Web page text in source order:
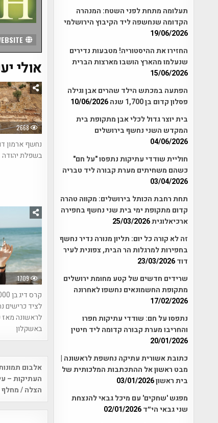
אולי
2668
נחשף ארמון
בשפלת יהודה
1709
לציד כרישים
לראשונה
באשקלון
Post
אלבום
העתיקות –
הצלה /
תעלומה מתחת לפני השטח: המנהרה
הקדומה שנחשפה ליד הקיבוץ הירושלמי
19/06/2026
החזירו את ההיסטוריה! מטבעות נדירים
שנעלמו מהארץ הושבו מארצות הברית
15/06/2026
הפתעה במכתש הילד שהרים אבן וגילה
פסלון קדום בן 1,700 שנה
10/06/2026
בית יוצר גדול לכלי אבן מתקופת בית
המקדש השני נחשף בירושלים
04/06/2026
חוליית שודדי עתיקות נתפסו "על חם"
כשהם משחיתים מערת קבורה ליד טבריה
03/04/2026
תחת רחבת הכותל בירושלים: מקווה טהרה
קדום מתקופת ימי בית שני נחשף בחפירה
ארכיאלוגית25/03/2026
זה לא קורה כל יום: תליון מנורה נדיר נחשף
בחפירות למרגלות הר הבית, צפונית לעיר
דוד23/03/2026
שרידים חדשים של קטע מחומת ירושלים
מתקופת החשמונאים נחשפו לאחרונה
17/02/2026
נתפסו על חם: שודדי עתיקות חפרו
והחריבו מערת קבורה קדומה ליד חיטין
20/01/2026
כתובת אשורית עתיקה נחשפת לראשונה |
מבט ראשון אל ההתכתבות המלכותית של
בית ראשון03/01/2026
מפגש 'שחקים' עם מיכל גבאי להנצחת
שני גבאי הי״ד02/01/2026